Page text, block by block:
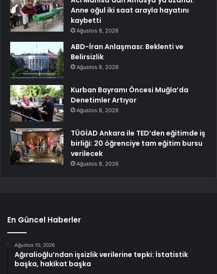
Anne oğul iki saat arayla hayatını
kaybetti
Ağustos 8, 2026
ABD-İran Anlaşması: Beklenti ve
Belirsizlik
Ağustos 8, 2026
Kurban Bayramı Öncesi Muğla’da
Denetimler Artıyor
Ağustos 8, 2026
TÜGİAD Ankara ile TED’den eğitimde iş
birliği: 20 öğrenciye tam eğitim bursu
verilecek
Ağustos 8, 2026
En Güncel Haberler
Ağustos 10, 2026
Ağıralioğlu’ndan işsizlik verilerine tepki: İstatistik
başka, hakikat başka